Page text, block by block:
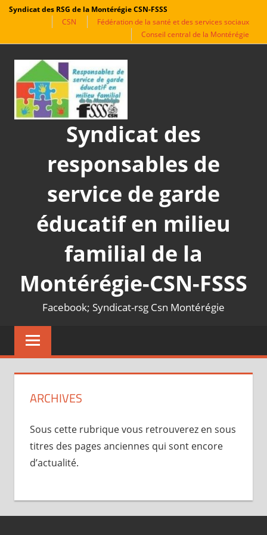
Syndicat des RSG de la Montérégie CSN-FSSS
CSN
Fédération de la santé et des services sociaux
Conseil central de la Montérégie
contenu
Syndicat des
responsables de
service de garde
éducatif en milieu
familial de la
Montérégie-CSN-FSSS
Facebook; Syndicat-rsg Csn Montérégie
ARCHIVES
Sous cette rubrique vous retrouverez en sous
titres des pages anciennes qui sont encore
d’actualité.